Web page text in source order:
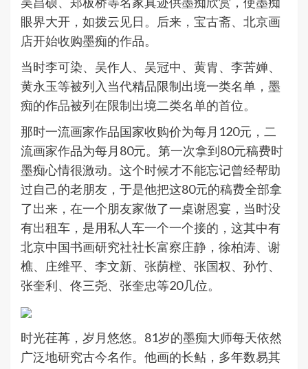
眼界大开，如拨云见日。后来，宝古斋、北京画
店开始收购墨痴的作品。
当时李可染、吴作人、吴冠中、黄胄、李苦婵、
黄永玉等被列入当代精品限制出境一类名单，墨
痴的作品被列在限制出境二类名单的首位。
那时一流画家作品国家收购价为每月120元，二
流画家作品为每月80元。第一次拿到80元稿费时
墨痴心情很激动。这个时候才不能忘记曾经帮助
过自己的老朋友，于是他把这80元的稿费全部拿
了出来，在一个朋友家做了一桌谢恩宴，当时没
有出租车，是用私人车一个一个接的，这其中有
北京中国书画研究社社长富察庄静，徐柏涛、谢
樵、庄维平、李文新、张荫樘、张国权、孙竹、
张奎利、佟三尧、张奎忠等20几位。
时光荏苒，岁月悠悠。81岁的墨痴大师每天依然
广泛地研究古今名作。他画的长鲇，多年数易其